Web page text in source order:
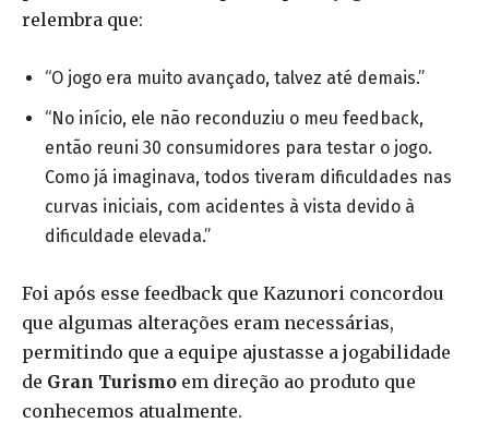
relembra que:
“O jogo era muito avançado, talvez até demais.”
“No início, ele não reconduziu o meu feedback,
então reuni 30 consumidores para testar o jogo.
Como já imaginava, todos tiveram dificuldades nas
curvas iniciais, com acidentes à vista devido à
dificuldade elevada.”
Foi após esse feedback que Kazunori concordou
que algumas alterações eram necessárias,
permitindo que a equipe ajustasse a jogabilidade
de Gran Turismo em direção ao produto que
conhecemos atualmente.